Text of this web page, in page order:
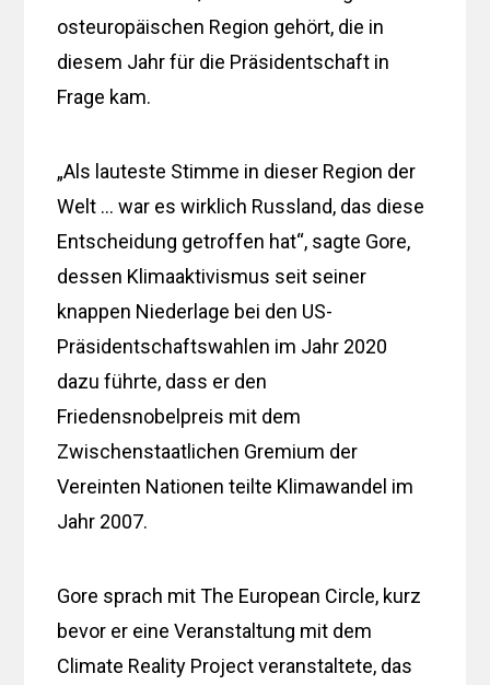
osteuropäischen Region gehört, die in
diesem Jahr für die Präsidentschaft in
Frage kam.
„Als lauteste Stimme in dieser Region der
Welt … war es wirklich Russland, das diese
Entscheidung getroffen hat“, sagte Gore,
dessen Klimaaktivismus seit seiner
knappen Niederlage bei den US-
Präsidentschaftswahlen im Jahr 2020
dazu führte, dass er den
Friedensnobelpreis mit dem
Zwischenstaatlichen Gremium der
Vereinten Nationen teilte Klimawandel im
Jahr 2007.
Gore sprach mit The European Circle, kurz
bevor er eine Veranstaltung mit dem
Climate Reality Project veranstaltete, das